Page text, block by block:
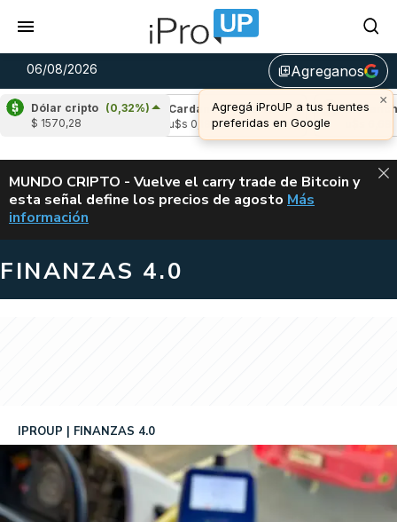
06/08/2026 library_addAgreganos
×
Agregá iProUP a tus fuentes
preferidas en Google
Dólar cripto (0,32%)
$ 1570,28
(-1,57%)
Cardano (-2,63%)
u$s 0,19
Avalanche
u$s 6,69
ALERTA
MUNDO CRIPTO - Vuelve el carry trade de Bitcoin y
esta señal define los precios de agosto VUELVE EL
Más
información
FINANZAS 4.0
IPROUP FINANZAS 4.0